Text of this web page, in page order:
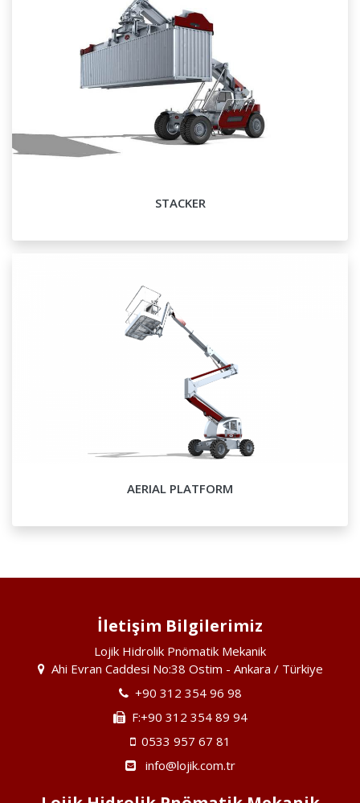
STACKER
AERIAL PLATFORM
İletişim Bilgilerimiz
Lojik Hidrolik Pnömatik Mekanik
Ahi Evran Caddesi No:38 Ostim - Ankara / Türkiye
+90 312 354 96 98
F:+90 312 354 89 94
0533 957 67 81
info@lojik.com.tr